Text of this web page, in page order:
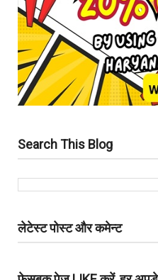
Search This Blog
लेटेस्ट पोस्ट और कमेन्ट